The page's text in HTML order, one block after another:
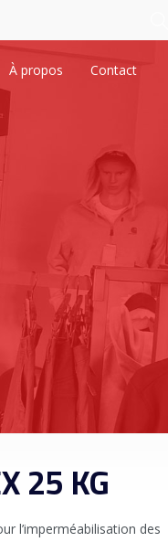
À propos Contact
25 KG
l’imperméabilisation des